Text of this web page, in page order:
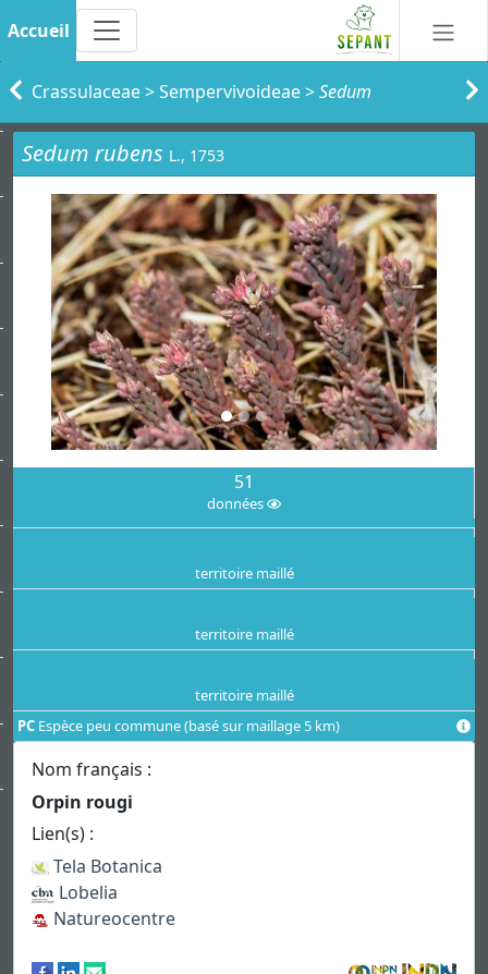
Accueil
Crassulaceae>Sempervivoideae>Sedum
Sedum rubens L., 1753
51
données
territoire maillé
territoire maillé
territoire maillé
PC Espèce peu commune (basé sur maillage 5 km)
Nom français :
Orpin rougi
Lien(s) :
Tela Botanica
Lobelia
Natureocentre